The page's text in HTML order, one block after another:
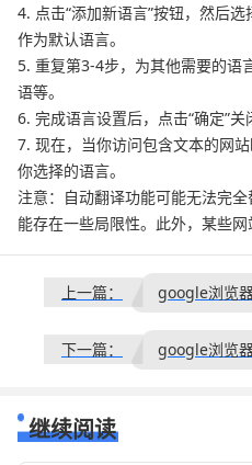
4. 点击“添加新语言”按钮，然后
作为默认语言。
5. 重复第3-4步，为其他需要的语
语等。
6. 完成语言设置后，点击“确定”关
7. 现在，当你访问包含文本的网
你选择的语言。
注意：自动翻译功能可能无法完
能存在一些局限性。此外，某些网
上一篇：
下一篇：
继续阅读